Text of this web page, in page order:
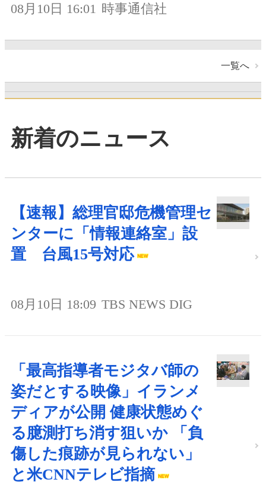
08月10日 16:01 時事通信社
一覧へ
新着のニュース
【速報】総理官邸危機管理セ
ンターに「情報連絡室」設
置 台風15号対応
08月10日 18:09 TBS NEWS DIG
「最高指導者モジタバ師の
姿だとする映像」イランメ
ディアが公開 健康状態めぐ
る臆測打ち消す狙いか 「負
傷した痕跡が見られない」
と米CNNテレビ指摘